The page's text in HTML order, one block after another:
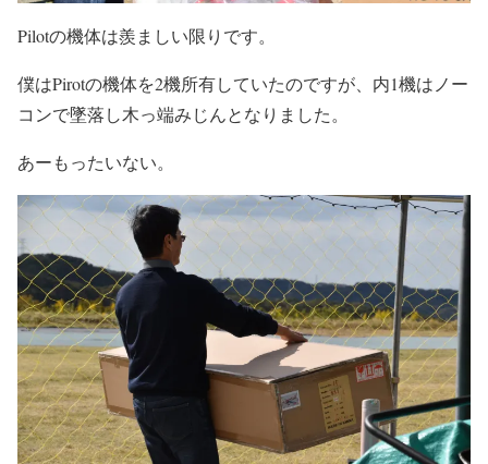
Pilotの機体は羨ましい限りです。
僕はPirotの機体を2機所有していたのですが、内1機はノー
コンで墜落し木っ端みじんとなりました。
あーもったいない。